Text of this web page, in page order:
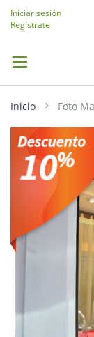
Iniciar sesión
Regístrate
Inicio Foto
Saltar
al
final
de
imágenes